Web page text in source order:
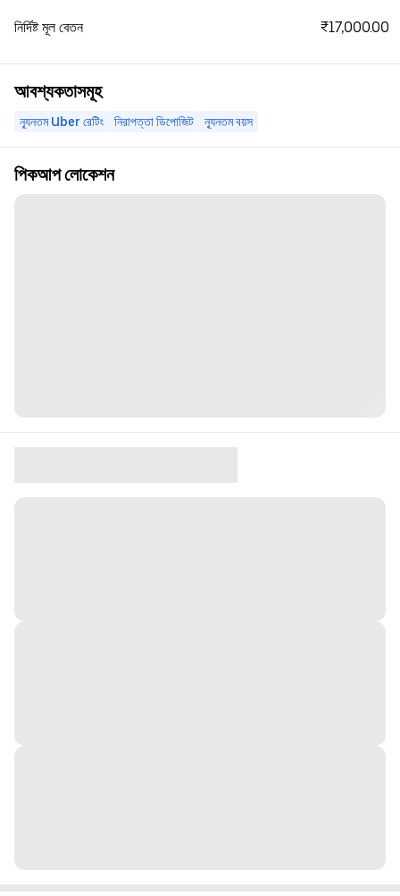
নির্দিষ্ট মূল বেতন ₹17,000.00
আবশ্যকতাসমূহ
ন্যূনতম Uber রেটিং নিরাপত্তা ডিপোজিট ন্যূনতম বয়স
পিকআপ লোকেশন